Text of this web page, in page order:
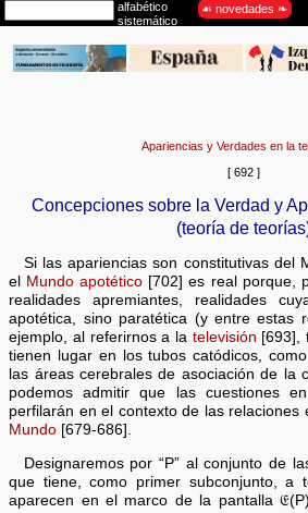
Apariencias y Verdades en la
[ 692 ]
Concepciones sobre la Verdad y
(teoría de
Si las apariencias son constitutivas del
el
Mundo apotético [702] es real porque,
realidades apremiantes, realidades
apotética, sino paratética (y entre estas
ejemplo, al referirnos a la televisión [693],
tienen lugar en los tubos catódicos,
las áreas cerebrales de asociación de la
podemos admitir que las cuestiones
perfilarán en el contexto de las relaciones
Mundo [679-686].
Designaremos por “P” al conjunto de
que tiene, como primer subconjunto, a
aparecen en el marco de la pantalla